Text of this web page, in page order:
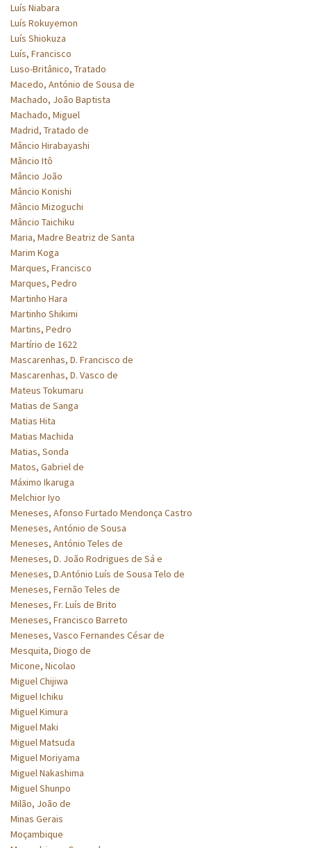
Luís Niabara
Luís Rokuyemon
Luís Shiokuza
Luís, Francisco
Luso-Britânico, Tratado
Macedo, António de Sousa de
Machado, João Baptista
Machado, Miguel
Madrid, Tratado de
Mâncio Hirabayashi
Mâncio Itô
Mâncio João
Mâncio Konishi
Mâncio Mizoguchi
Mâncio Taichiku
Maria, Madre Beatriz de Santa
Marim Koga
Marques, Francisco
Marques, Pedro
Martinho Hara
Martinho Shikimi
Martins, Pedro
Martírio de 1622
Mascarenhas, D. Francisco de
Mascarenhas, D. Vasco de
Mateus Tokumaru
Matias de Sanga
Matias Hita
Matias Machida
Matias, Sonda
Matos, Gabriel de
Máximo Ikaruga
Melchior Iyo
Meneses, Afonso Furtado Mendonça Castro
Meneses, António de Sousa
Meneses, António Teles de
Meneses, D. João Rodrigues de Sá e
Meneses, D.António Luís de Sousa Telo de
Meneses, Fernão Teles de
Meneses, Fr. Luís de Brito
Meneses, Francisco Barreto
Meneses, Vasco Fernandes César de
Mesquita, Diogo de
Micone, Nicolao
Miguel Chijiwa
Miguel Ichiku
Miguel Kimura
Miguel Maki
Miguel Matsuda
Miguel Moriyama
Miguel Nakashima
Miguel Shunpo
Milão, João de
Minas Gerais
Moçambique